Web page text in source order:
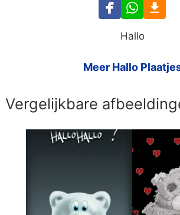
Hallo
Meer Hallo
Vergelijkbare